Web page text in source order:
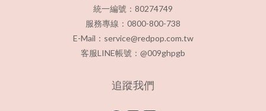
統一編號：80274749
服務專線：0800-800-738
E-Mail：service@redpop.com.tw
客服LINE帳號：@009ghpgb
追蹤我們